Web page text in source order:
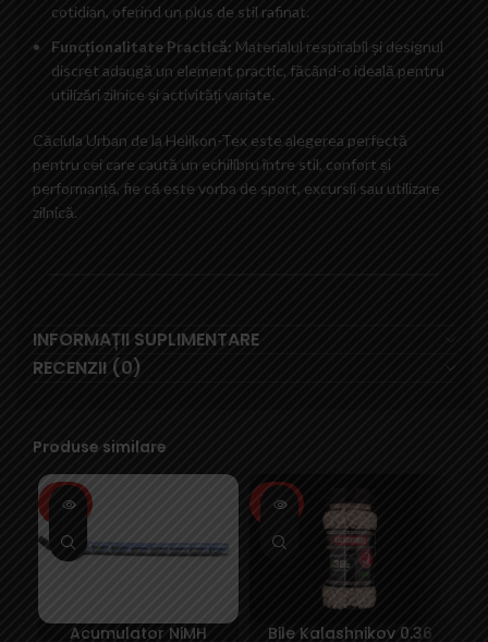
cotidian, oferind un plus de stil rafinat.
Funcționalitate Practică: Materialul respirabil și designul
discret adaugă un element practic, făcând-o ideală pentru
utilizări zilnice și activități variate.
Căciula Urban de la Helikon-Tex este alegerea perfectă
pentru cei care caută un echilibru între stil, confort și
performanță, fie că este vorba de sport, excursii sau utilizare
zilnică.
INFORMAȚII SUPLIMENTARE
RECENZII (0)
Produse similare
SOLD
OUT
Acumulator NiMH
SOLD
OUT
Bile Kalashnikov 0.36